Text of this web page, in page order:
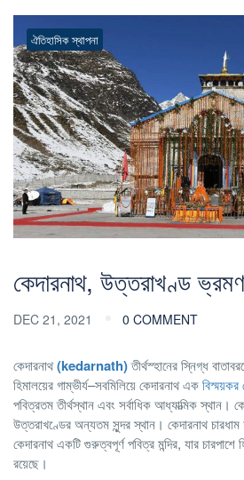
ঐতিহাসিক স্থাপনা
কেদারনাথ, উত্তরাখণ্ড
DEC 21, 2021 0 COMMENT
কেদারনাথ(kedarnath)তীর্থস্হানের স্নিগ্ধ
হিমালয়ের গাম্ভীর্য–সবমিলিয়ে কেদারনাথ একবিস্ময়কর
পবিত্রতম তীর্থস্থান এবং সর্বাধিক আধ্যাত্মিক স্থান।
উত্তরাখণ্ডের অন্যতম সুন্দর স্থান। কেদারনাথ চারধাম
কেদারনাথ একটি গুরুত্বপূর্ণ পবিত্র মন্দির, যার চারপাশে
রয়েছে।